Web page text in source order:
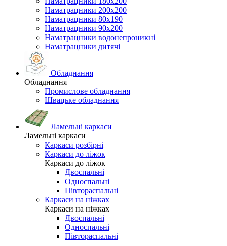
Наматрацники 200х200
Наматрацники 80х190
Наматрацники 90х200
Наматрацники водонепроникні
Наматрацники дитячі
Обладнання
Обладнання
Промислове обладнання
Швацьке обладнання
Ламельні каркаси
Ламельні каркаси
Каркаси розбірні
Каркаси до ліжок
Каркаси до ліжок
Двоспальні
Односпальні
Півтораспальні
Каркаси на ніжках
Каркаси на ніжках
Двоспальні
Односпальні
Півтораспальні